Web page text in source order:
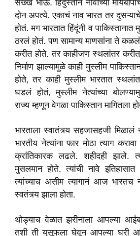
सख्खे भाऊ. हिंदुस्तान नावाच्या
दोन अपत्ये. एकाचं नाव भारत तर
होतं. मग भारतात हिंदूंनी व पाकिस्तानात
ठरलं होतं. पण सामान्य माणसांना ते
करीत होते. तर काहीजण स्थलांतर
निर्माण झाल्यामुळे काही मुस्लीम
होते, तर काही मुस्लीम भारतात
घडलं होतं, मुस्लीम नेत्यांच्या
राज्य म्हणून वेगळा पाकिस्तान मागितला
भारताला स्वातंत्र्य सहजासहजी मिळालं
भारतीय नेत्यांना फार मोठा त्याग
क्रांतिकारक लढले. शहीदही झाले.
मुसलमान होते. त्यांची नावे इतिहासात
त्यांच्याच असीम त्यागानं आज भारतच
स्वतंत्र्य झाला होता.
थोड्याच वेळात झरीनाला आपल्या
तशी ती युसूफला घेवून आपल्या घरी